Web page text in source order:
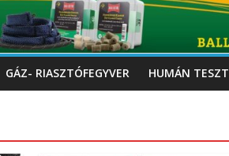
GÁZ- RIASZTÓFEGYVER HUMÁN TESZT